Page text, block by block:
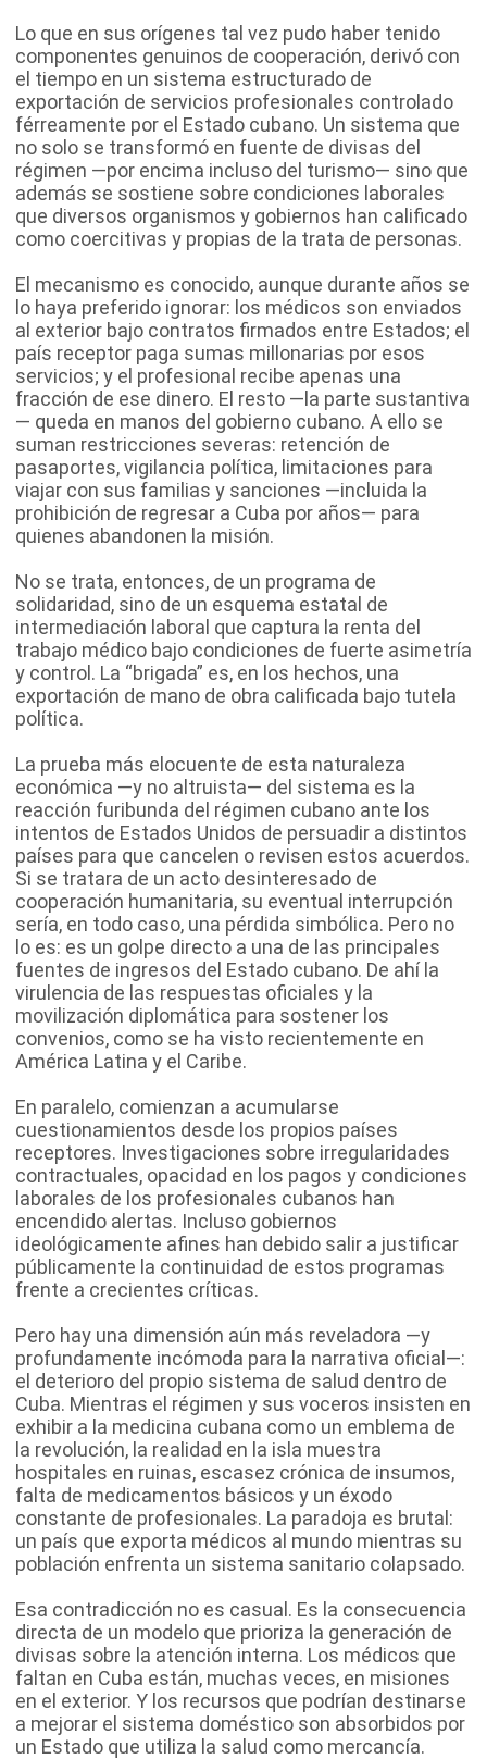
Lo que en sus orígenes tal vez pudo haber tenido
componentes genuinos de cooperación, derivó con
el tiempo en un sistema estructurado de
exportación de servicios profesionales controlado
férreamente por el Estado cubano. Un sistema que
no solo se transformó en fuente de divisas del
régimen —por encima incluso del turismo— sino que
además se sostiene sobre condiciones laborales
que diversos organismos y gobiernos han calificado
como coercitivas y propias de la trata de personas.
El mecanismo es conocido, aunque durante años se
lo haya preferido ignorar: los médicos son enviados
al exterior bajo contratos firmados entre Estados; el
país receptor paga sumas millonarias por esos
servicios; y el profesional recibe apenas una
fracción de ese dinero. El resto —la parte sustantiva
— queda en manos del gobierno cubano. A ello se
suman restricciones severas: retención de
pasaportes, vigilancia política, limitaciones para
viajar con sus familias y sanciones —incluida la
prohibición de regresar a Cuba por años— para
quienes abandonen la misión.
No se trata, entonces, de un programa de
solidaridad, sino de un esquema estatal de
intermediación laboral que captura la renta del
trabajo médico bajo condiciones de fuerte asimetría
y control. La “brigada” es, en los hechos, una
exportación de mano de obra calificada bajo tutela
política.
La prueba más elocuente de esta naturaleza
económica —y no altruista— del sistema es la
reacción furibunda del régimen cubano ante los
intentos de Estados Unidos de persuadir a distintos
países para que cancelen o revisen estos acuerdos.
Si se tratara de un acto desinteresado de
cooperación humanitaria, su eventual interrupción
sería, en todo caso, una pérdida simbólica. Pero no
lo es: es un golpe directo a una de las principales
fuentes de ingresos del Estado cubano. De ahí la
virulencia de las respuestas oficiales y la
movilización diplomática para sostener los
convenios, como se ha visto recientemente en
América Latina y el Caribe.
En paralelo, comienzan a acumularse
cuestionamientos desde los propios países
receptores. Investigaciones sobre irregularidades
contractuales, opacidad en los pagos y condiciones
laborales de los profesionales cubanos han
encendido alertas. Incluso gobiernos
ideológicamente afines han debido salir a justificar
públicamente la continuidad de estos programas
frente a crecientes críticas.
Pero hay una dimensión aún más reveladora —y
profundamente incómoda para la narrativa oficial—:
el deterioro del propio sistema de salud dentro de
Cuba. Mientras el régimen y sus voceros insisten en
exhibir a la medicina cubana como un emblema de
la revolución, la realidad en la isla muestra
hospitales en ruinas, escasez crónica de insumos,
falta de medicamentos básicos y un éxodo
constante de profesionales. La paradoja es brutal:
un país que exporta médicos al mundo mientras su
población enfrenta un sistema sanitario colapsado.
Esa contradicción no es casual. Es la consecuencia
directa de un modelo que prioriza la generación de
divisas sobre la atención interna. Los médicos que
faltan en Cuba están, muchas veces, en misiones
en el exterior. Y los recursos que podrían destinarse
a mejorar el sistema doméstico son absorbidos por
un Estado que utiliza la salud como mercancía.